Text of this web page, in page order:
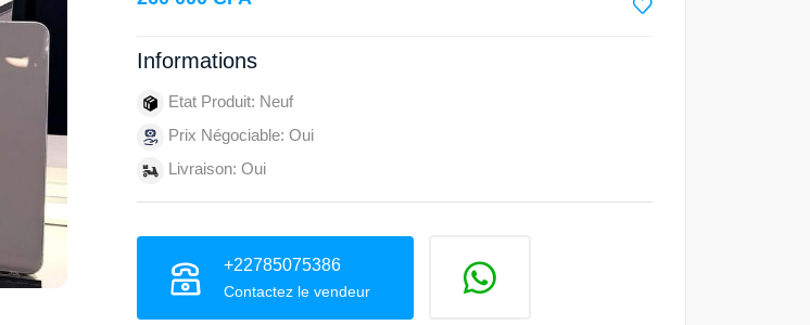
Informations
Etat Produit: Neuf
Prix Négociable: Oui
Livraison: Oui
+22785075386
Contactez le vendeur